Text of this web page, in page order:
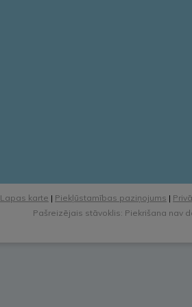
Lapas karte | Piekļūstamības paziņojums |
Pašreizējais stāvoklis: Piekrišana nav